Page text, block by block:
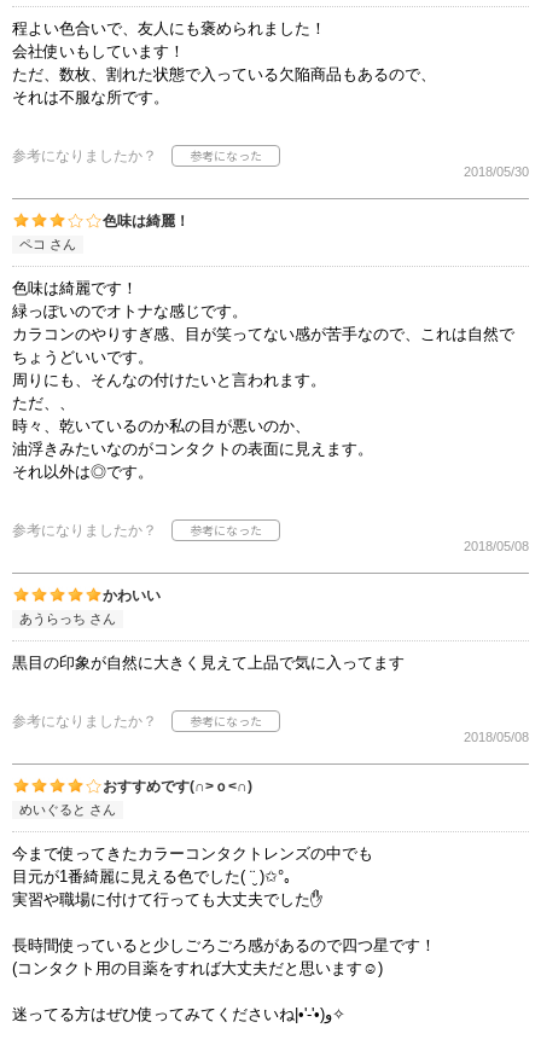
程よい色合いで、友人にも褒められました！
会社使いもしています！
ただ、数枚、割れた状態で入っている欠陥商品もあるので、
それは不服な所です。
参考になりましたか？
2018/05/30
色味は綺麗！
ペコ さん
色味は綺麗です！
緑っぽいのでオトナな感じです。
カラコンのやりすぎ感、目が笑ってない感が苦手なので、これは自然で
ちょうどいいです。
周りにも、そんなの付けたいと言われます。
ただ、、
時々、乾いているのか私の目が悪いのか、
油浮きみたいなのがコンタクトの表面に見えます。
それ以外は◎です。
参考になりましたか？
2018/05/08
かわいい
あうらっち さん
黒目の印象が自然に大きく見えて上品で気に入ってます
参考になりましたか？
2018/05/08
おすすめです(∩˃ｏ˂∩)
めいぐると さん
今まで使ってきたカラーコンタクトレンズの中でも
目元が1番綺麗に見える色でした( ¨̮ )✩°｡
実習や職場に付けて行っても大丈夫でした✋
長時間使っていると少しごろごろ感があるので四つ星です！
(コンタクト用の目薬をすれば大丈夫だと思います☺️)
迷ってる方はぜひ使ってみてくださいね‎|•'-'•)و✧